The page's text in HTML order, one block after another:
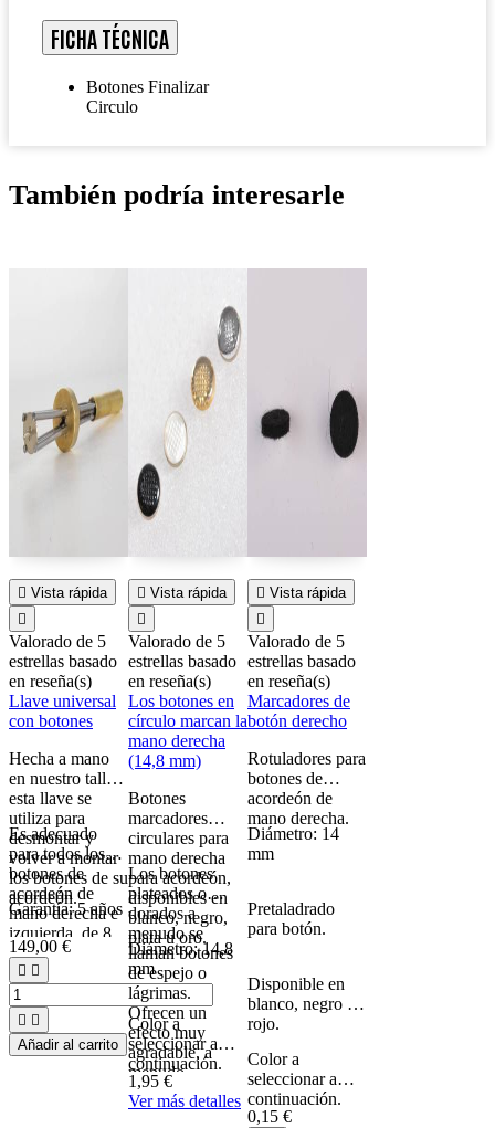
FICHA TÉCNICA
Botones Finalizar
Circulo
También podría interesarle
 Vista rápida

Valorado de 5
estrellas basado
en reseña(s)
Llave universal
con botones
Hecha a mano
en nuestro taller,
esta llave se
utiliza para
desmontar y
volver a montar
los botones de su
acordeón.
Es adecuado
para todos los
botones de
acordeón de
mano derecha e
izquierda, de 8
mm a 16 mm.
Garantía: 5 años
149,00 €
 
 
Añadir al carrito
 Vista rápida

Valorado de 5
estrellas basado
en reseña(s)
Los botones en
círculo marcan la
mano derecha
(14,8 mm)
Botones
marcadores
circulares para
mano derecha
para acordeón,
disponibles en
blanco, negro,
plata u oro.
Los botones
plateados o
dorados a
menudo se
llaman botones
de espejo o
lágrimas.
Ofrecen un
efecto muy
agradable, a
menudo
utilizado para
acordeones de
Diámetro: 14,8
mm
Color a
seleccionar a
continuación.
1,95 €
Ver más detalles
 Vista rápida

Valorado de 5
estrellas basado
en reseña(s)
Marcadores de
botón derecho
Rotuladores para
botones de
acordeón de
mano derecha.
Diámetro: 14
mm
Pretaladrado
para botón.
Disponible en
blanco, negro y
rojo.
Color a
seleccionar a
continuación.
0,15 €